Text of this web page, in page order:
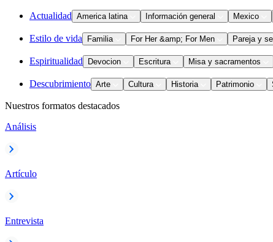
Actualidad America latina Información general Mexico
Estilo de vida Familia For Her &amp; For Men Pareja y
Espiritualidad Devocion Escritura Misa y sacramentos
Descubrimiento Arte Cultura Historia Patrimonio
Nuestros formatos destacados
Análisis
Artículo
Entrevista